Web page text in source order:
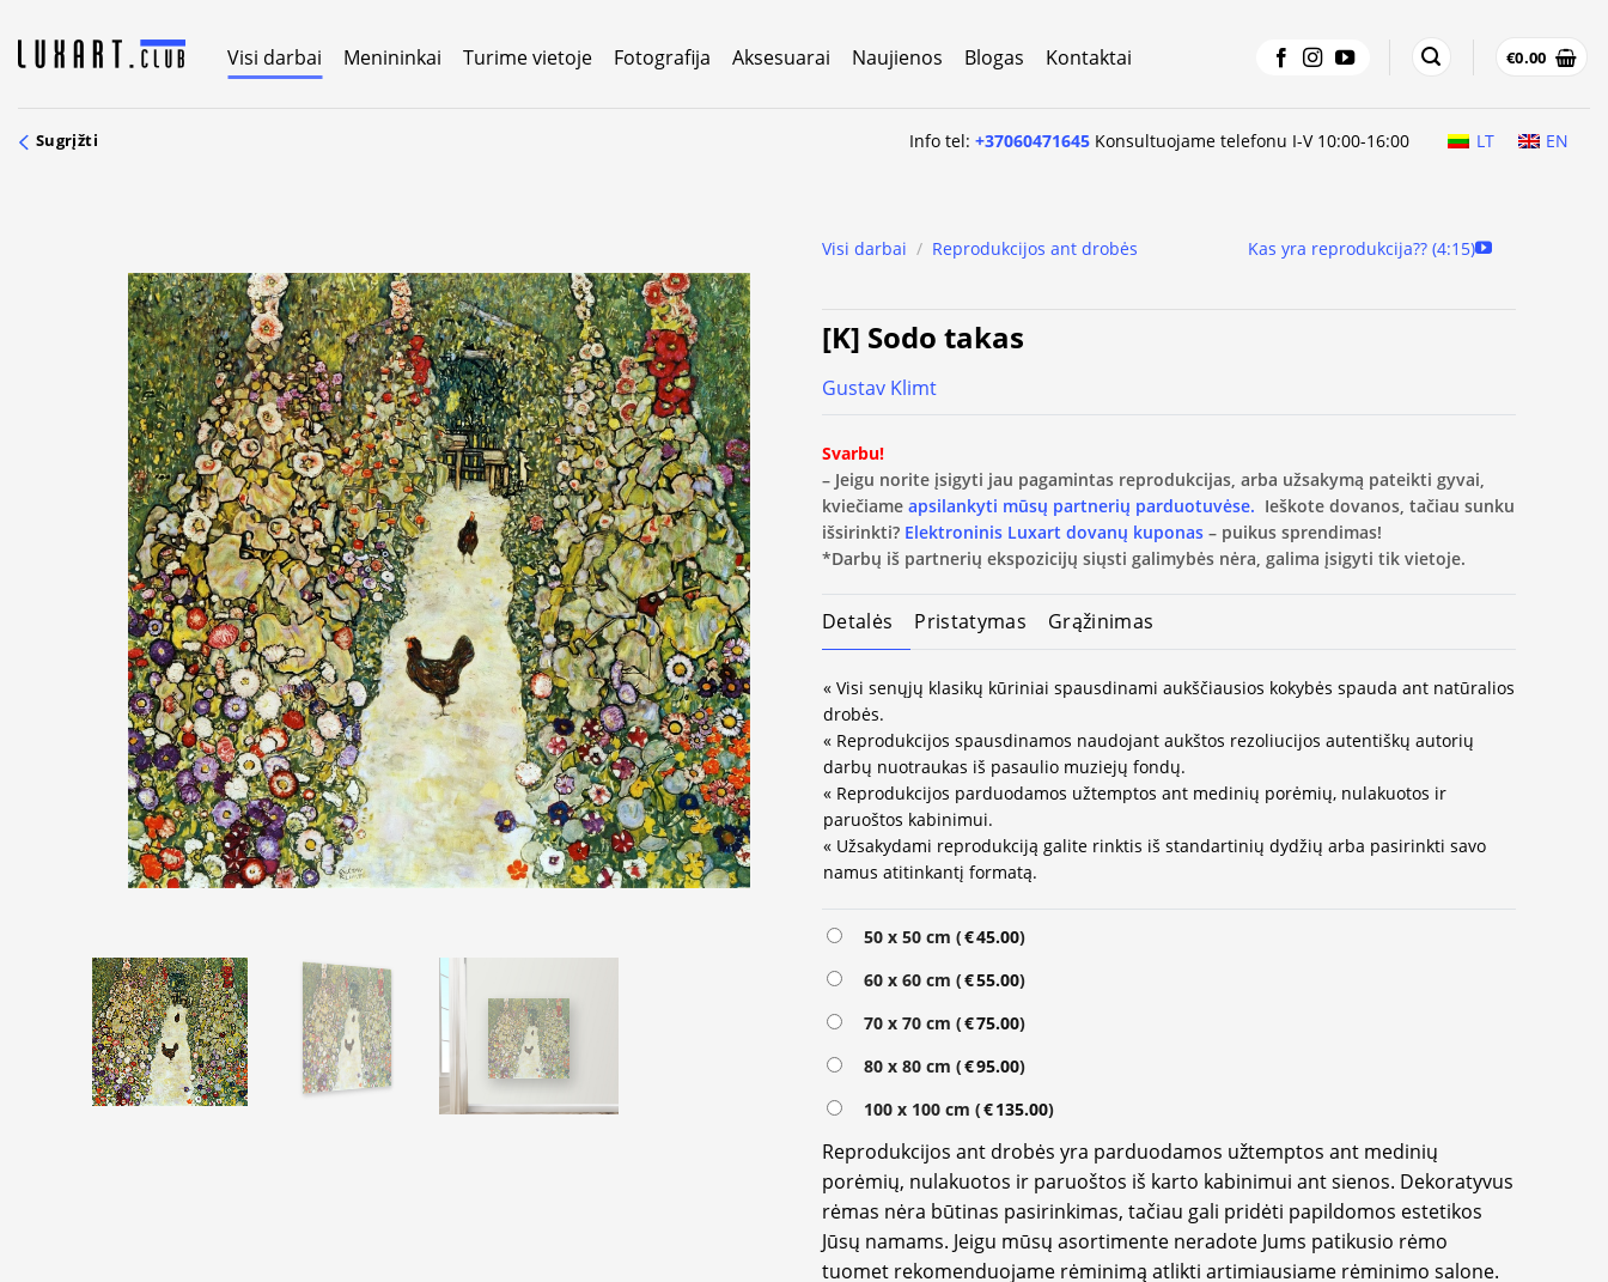
content
Visi darbai Menininkai Turime vietoje Fotografija Aksesuarai Naujienos Blogas Kontaktai €0.00
Sugrįžti Info tel:+37060471645 Konsultuojame telefonu I-V 10:00-16:00 LT EN
Visi darbai / Reprodukcijos ant drobės Kas yra reprodukcija?? (4:15)
[K] Sodo takas
Gustav Klimt
Svarbu!
– Jeigu norite įsigyti jau pagamintas reprodukcijas, arba užsakymą pateikti gyvai,
kviečiame apsilankyti mūsų partnerių parduotuvėse. Ieškote dovanos, tačiau sunku
išsirinkti? Elektroninis Luxart dovanų kuponas – puikus sprendimas!
*Darbų iš partnerių ekspozicijų siųsti galimybės nėra, galima įsigyti tik vietoje.
Detalės Pristatymas Grąžinimas
« Visi senųjų klasikų kūriniai spausdinami aukščiausios kokybės spauda ant natūralios
drobės.
« Reprodukcijos spausdinamos naudojant aukštos rezoliucijos autentiškų autorių
darbų nuotraukas iš pasaulio muziejų fondų.
« Reprodukcijos parduodamos užtemptos ant medinių porėmių, nulakuotos ir
paruoštos kabinimui.
« Užsakydami reprodukciją galite rinktis iš standartinių dydžių arba pasirinkti savo
namus atitinkantį formatą.
50 x 50 cm (€45.00)
60 x 60 cm (€55.00)
70 x 70 cm (€75.00)
80 x 80 cm (€95.00)
100 x 100 cm (€135.00)
Reprodukcijos ant drobės yra parduodamos užtemptos ant medinių
porėmių, nulakuotos ir paruoštos iš karto kabinimui ant sienos. Dekoratyvus
rėmas nėra būtinas pasirinkimas, tačiau gali pridėti papildomos estetikos
Jūsų namams. Jeigu mūsų asortimente neradote Jums patikusio rėmo
tuomet rekomenduojame rėminimą atlikti artimiausiame rėminimo salone.
Alternative: